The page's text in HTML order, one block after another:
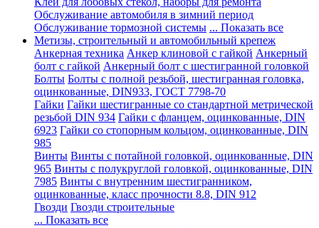
Обслуживание автомобиля в зимний период
Обслуживание тормозной системы ... Показать все
Метизы, строительный и автомобильный крепеж
Анкерная техника Анкер клиновой с гайкой Анкерный
болт с гайкой Анкерный болт с шестигранной головкой
Болты Болты с полной резьбой, шестигранная головка,
оцинкованные, DIN933, ГОСТ 7798-70
Гайки Гайки шестигранные со стандартной метрической
резьбой DIN 934 Гайки с фланцем, оцинкованные, DIN
6923 Гайки со стопорным кольцом, оцинкованные, DIN
985
Винты Винты с потайной головкой, оцинкованные, DIN
965 Винты с полукруглой головкой, оцинкованные, DIN
7985 Винты с внутренним шестигранником,
оцинкованные, класс прочности 8.8, DIN 912
Гвозди Гвозди строительные
... Показать все